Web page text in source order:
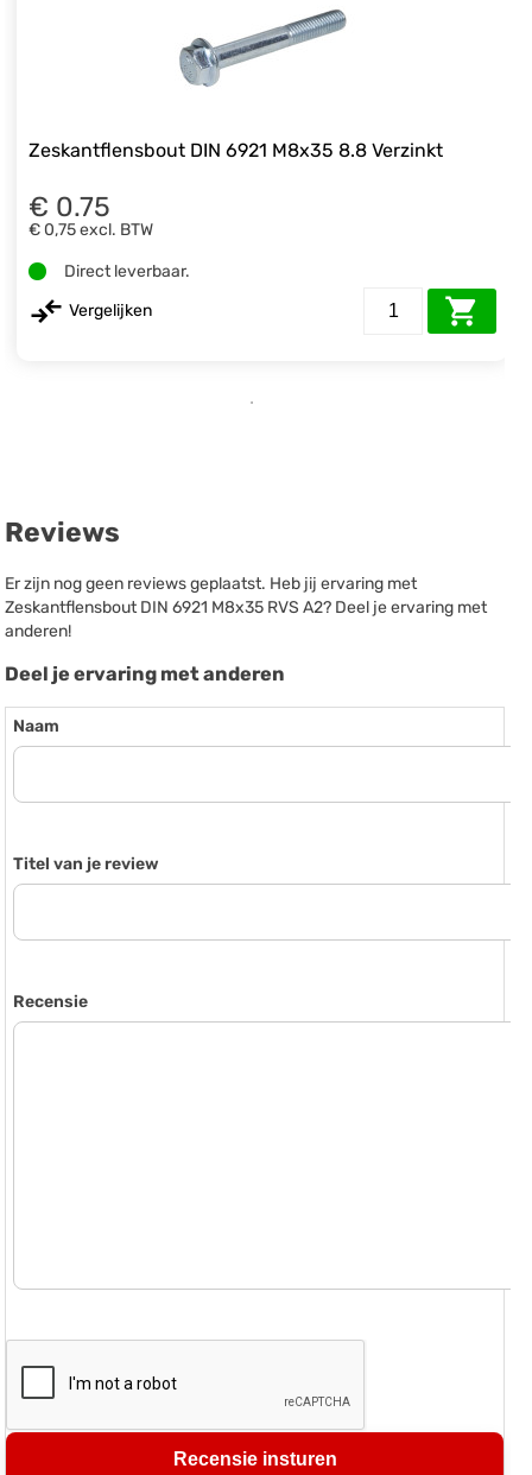
Zeskantflensbout DIN 6921 M8x35 8.8 Verzinkt
€ 0.75
€ 0,75excl. BTW
Direct leverbaar.
Vergelijken
Reviews
Er zijn nog geen reviews geplaatst. Heb jij ervaring met
Zeskantflensbout DIN 6921 M8x35 RVS A2? Deel je ervaring met
anderen!
Deel je ervaring met anderen
Naam
Titel van je review
Recensie
Recensie insturen